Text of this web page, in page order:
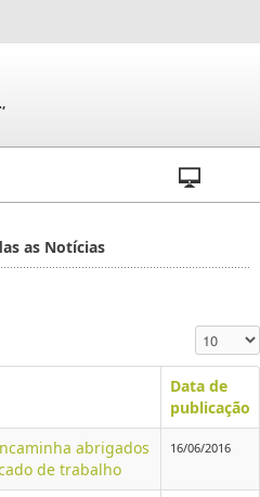
as Notícias
Exibir #
Data de
publicação
abrigados
de trabalho
16/06/2016